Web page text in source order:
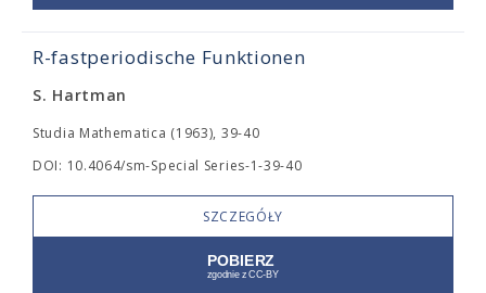
R-fastperiodische Funktionen
S. Hartman
Studia Mathematica (1963), 39-40
DOI: 10.4064/sm-Special Series-1-39-40
SZCZEGÓŁY